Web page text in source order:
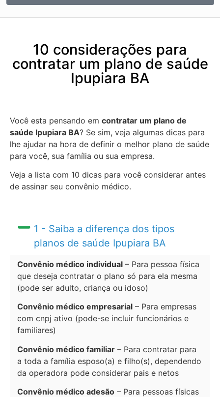
10 considerações para
contratar um plano de saúde
Ipupiara BA
Você esta pensando em contratar um plano de
saúde Ipupiara BA? Se sim, veja algumas dicas para
lhe ajudar na hora de definir o melhor plano de saúde
para você, sua família ou sua empresa.
Veja a lista com 10 dicas para você considerar antes
de assinar seu convênio médico.
1 - Saiba a diferença dos tipos
planos de saúde Ipupiara BA
Convênio médico individual – Para pessoa física
que deseja contratar o plano só para ela mesma
(pode ser adulto, criança ou idoso)
Convênio médico empresarial – Para empresas
com cnpj ativo (pode-se incluir funcionários e
familiares)
Convênio médico familiar – Para contratar para
a toda a família esposo(a) e filho(s), dependendo
da operadora pode considerar pais e netos
Convênio médico adesão – Para pessoas físicas